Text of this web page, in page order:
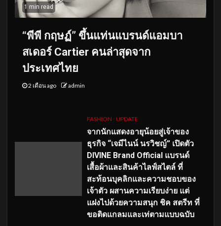
1 min read
“พีพี กฤษฏ์” ขึ้นแท่นแบรนด์แอมบา
สเดอร์ Cartier คนล่าสุดจาก
ประเทศไทย
2 เดือน ago admin
FASHION UPDATE
จากนักแสดงอายุน้อยสู่เจ้าของ
ธุรกิจ “เจมีไนน์ นรวิชญ์” เปิดตัว
DIVINE Brand Official แบรนด์
เสื้อผ้าและสินค้าไลฟ์สไตล์ ที่
สะท้อนบุคลิกและความชอบของ
เจ้าตัว ผสานความเรียบง่าย แต่
แฝงไปด้วยความสนุก ชิค สตรีท ที่
ขอติดแกลมและเท่ตามแบบฉบับ